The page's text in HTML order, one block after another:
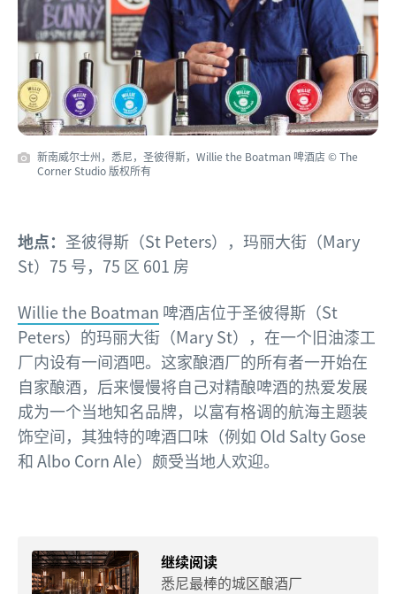
新南威尔士州，悉尼，圣彼得斯，Willie the Boatman 啤酒店 © The
Corner Studio 版权所有
地点： 圣彼得斯（St Peters），玛丽大街（Mary
St）75 号，75 区 601 房
Willie the Boatman 啤酒店位于圣彼得斯（St
Peters）的玛丽大街（Mary St），在一个旧油漆工
厂内设有一间酒吧。这家酿酒厂的所有者一开始在
自家酿酒，后来慢慢将自己对精酿啤酒的热爱发展
成为一个当地知名品牌，以富有格调的航海主题装
饰空间，其独特的啤酒口味（例如 Old Salty Gose
和 Albo Corn Ale）颇受当地人欢迎。
继续阅读
悉尼最棒的城区酿酒厂